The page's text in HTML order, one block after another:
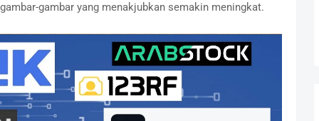
gambar yang menakjubkan semakin meningkat.